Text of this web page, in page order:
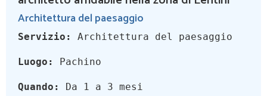
Architettura del paesaggio
Servizio: Architettura del paesaggio
Luogo: Pachino
Quando: Da 1 a 3 mesi